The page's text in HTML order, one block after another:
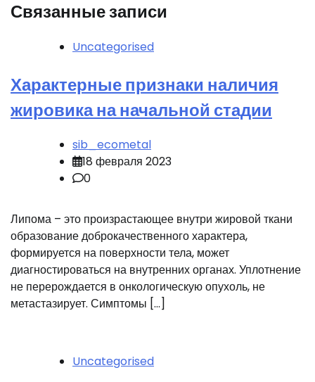
Связанные записи
Uncategorised
Характерные признаки наличия
жировика на начальной стадии
sib_ecometal
18 февраля 2023
0
Липома – это произрастающее внутри жировой ткани
образование доброкачественного характера,
формируется на поверхности тела, может
диагностироваться на внутренних органах. Уплотнение
не перерождается в онкологическую опухоль, не
метастазирует. Симптомы […]
Uncategorised